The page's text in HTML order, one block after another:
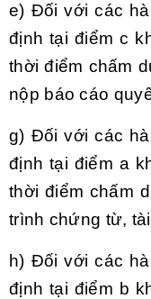
e) Đối với các
định tại điểm c
thời điểm chấm
nộp báo cáo
g) Đối với các
định tại điểm a
thời điểm chấm
trình chứng từ,
h) Đối với các
định tại điểm b